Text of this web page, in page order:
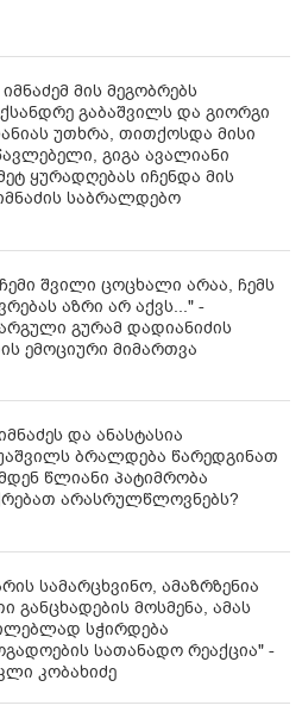
მის მეგობრებს
გაბაშვილს და გიორგი
უთხრა, თითქოსდა მისი
გიგა ავალიანი
ყურადღებას იჩენდა მის
საბრალდებო
შვილი ცოცხალი არაა, ჩემს
აზრი არ აქვს..." -
გურამ დადიანიძის
ემოციური მიმართვა
და ანასტასია
ბრალდება წარედგინათ
წლიანი პატიმრობა
არასრულწლოვნებს?
სამარცხვინო, ამაზრზენია
განცხადების მოსმენა, ამას
სჭირდება
სათანადო რეაქცია" -
კობახიძე